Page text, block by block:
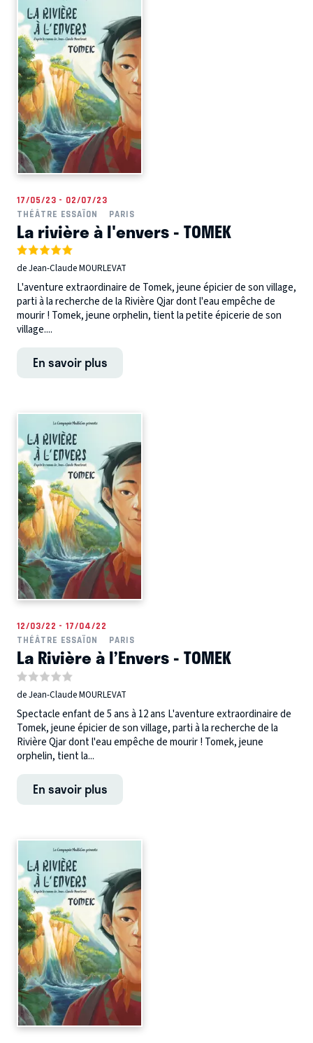
17/05/23 - 02/07/23
THÉÂTRE ESSAÏON
PARIS
La rivière à l'envers - TOMEK
de Jean-Claude MOURLEVAT
L'aventure extraordinaire de Tomek, jeune épicier de son village,
parti à la recherche de la Rivière Qjar dont l'eau empêche de
mourir ! Tomek, jeune orphelin, tient la petite épicerie de son
village....
En savoir plus
12/03/22 - 17/04/22
THÉÂTRE ESSAÏON
PARIS
La Rivière à l’Envers - TOMEK
de Jean-Claude MOURLEVAT
Spectacle enfant de 5 ans à 12 ans L'aventure extraordinaire de
Tomek, jeune épicier de son village, parti à la recherche de la
Rivière Qjar dont l'eau empêche de mourir ! Tomek, jeune
orphelin, tient la...
En savoir plus